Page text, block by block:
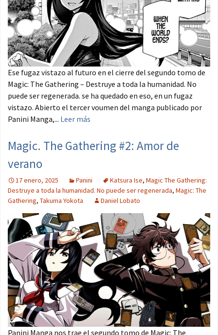
Ese fugaz vistazo al futuro en el cierre del segundo tomo de
Magic: The Gathering – Destruye a toda la humanidad. No
puede ser regenerada. se ha quedado en eso, en un fugaz
vistazo. Abierto el tercer voumen del manga publicado por
Panini Manga,... Leer más
Magic. The Gathering #2: Amor de
verano
17 enero, 2025 Panini Katsura Ise, Magic The Gathering:
Destruye a toda la humanidad. No puede ser regenerada, Magic: The
Gathering, Takuma Yokota Daniel Lobato
Panini Manga nos trae el segundo tomo de Magic: The